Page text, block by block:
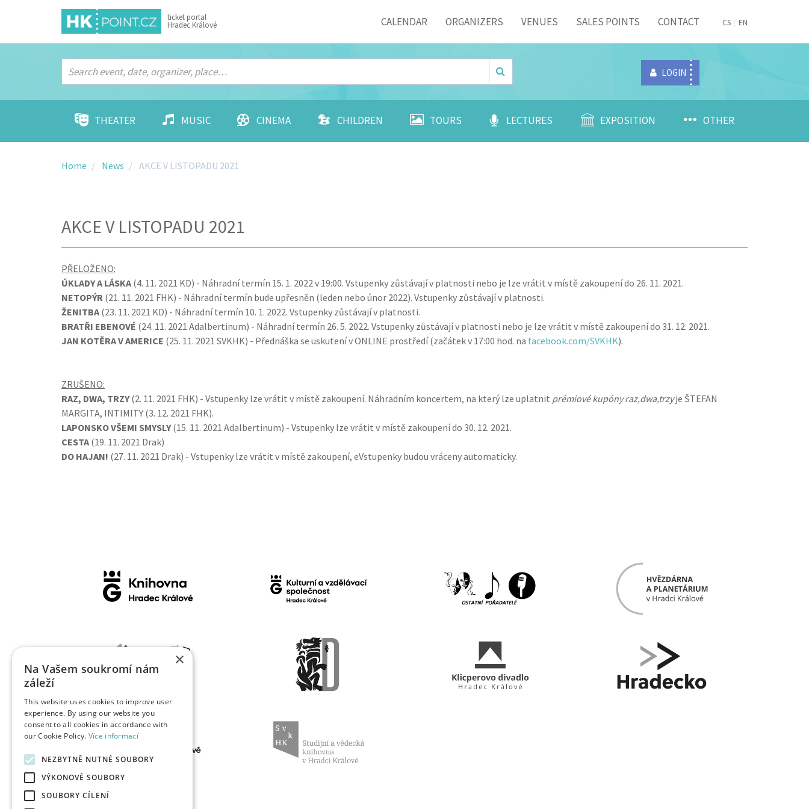
ticket portal
Hradec Králové
Menu
CALENDAR ORGANIZERS VENUES SALES POINTS CONTACT
LOGIN
CS EN
THEATER MUSIC CINEMA CHILDREN TOURS LECTURES EXPOSITION OTHER
Home News AKCE V LISTOPADU 2021
AKCE V LISTOPADU 2021
PŘELOŽENO:
ÚKLADY A LÁSKA (4. 11. 2021 KD) - Náhradní termín 15. 1. 2022 v 19:00. Vstupenky zůstávají v platnosti nebo je lze vrátit v místě zakoupení do 26. 11. 2021.
NETOPÝR (21. 11. 2021 FHK) - Náhradní termín bude upřesněn (leden nebo únor 2022). Vstupenky zůstávají v platnosti.
ŽENITBA (23. 11. 2021 KD) - Náhradní termín 10. 1. 2022. Vstupenky zůstávají v platnosti.
BRATŘI EBENOVÉ (24. 11. 2021 Adalbertinum) - Náhradní termín 26. 5. 2022. Vstupenky zůstávají v platnosti nebo je lze vrátit v místě zakoupení do 31. 12. 2021.
JAN KOTĚRA V AMERICE (25. 11. 2021 SVKHK) - Přednáška se uskutení v ONLINE prostředí (začátek v 17:00 hod. na facebook.com/SVKHK).
ZRUŠENO:
RAZ, DWA, TRZY(2. 11. 2021 FHK) - Vstupenky lze vrátit v místě zakoupení. Náhradním koncertem, na který lze uplatnit prémiové kupóny raz,dwa,trzyje ŠTEFAN
MARGITA, INTIMITY (3. 12. 2021 FHK).
LAPONSKO VŠEMI SMYSLY(15. 11. 2021 Adalbertinum) - Vstupenky lze vrátit v místě zakoupení do 30. 12. 2021.
CESTA (19. 11. 2021 Drak)
DO HAJAN! (27. 11. 2021 Drak) - Vstupenky lze vrátit v místě zakoupení, eVstupenky budou vráceny automaticky.
×
Na Vašem soukromí nám
záleží
This website uses cookies to improve user
experience. By using our website you
consent to all cookies in accordance with
our Cookie Policy. Více informací
NEZBYTNĚ NUTNÉ SOUBORY
VÝKONOVÉ SOUBORY
SOUBORY CÍLENÍ